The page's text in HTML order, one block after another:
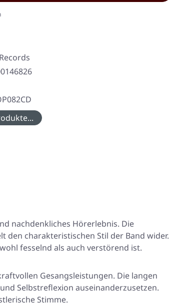
nachdenkliches Hörerlebnis. Die
charakteristischen Stil der Band wider.
fesselnd als auch verstörend ist.
Gesangsleistungen. Die langen
Selbstreflexion auseinanderzusetzen.
Stimme.